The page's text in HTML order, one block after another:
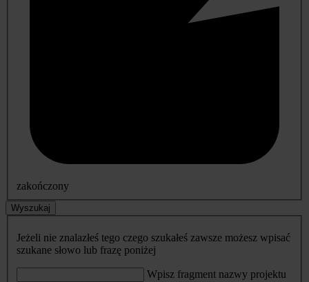
zakończony
Wyszukaj
Jeżeli nie znalazłeś tego czego szukałeś zawsze możesz wpisać
szukane słowo lub frazę poniżej
Wpisz fragment nazwy projektu